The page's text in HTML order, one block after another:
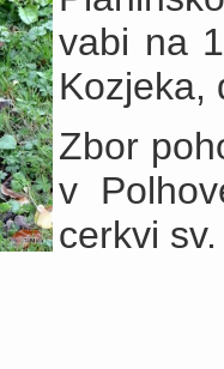
vabi na
Kozjeka,
Zbor
v
cerkvi